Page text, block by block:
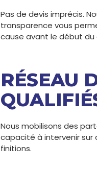
Pas de devis imprécis.
transparence vous
cause avant le début du
RÉSEAU
Nous mobilisons des
capacité à intervenir sur
finitions.